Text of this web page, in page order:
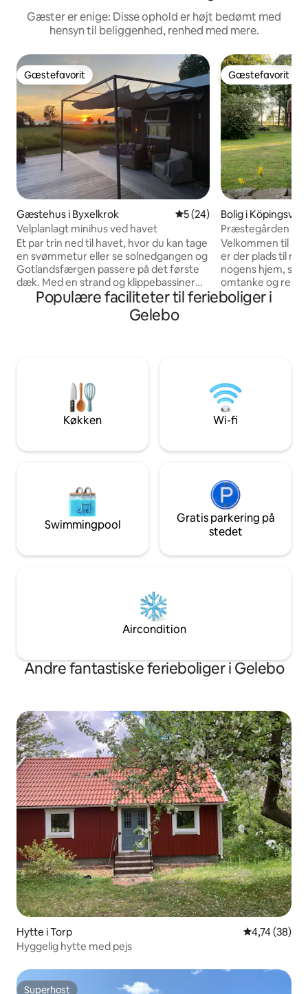
Gæster er enige: Disse ophold er højt bedømt med
hensyn til beliggenhed, renhed med mere.
Gæstefavorit
Gæstefavorit
Gæstehus i Byxelkrok 5 ud af 5 i gennemsnitlig
5 (24)
Velplanlagt minihus ved havet
Et par trin ned til havet, hvor du kan tage
en svømmetur eller se solnedgangen og
Gotlandsfærgen passere på det første
dæk. Med en strand og klippebassiner
kun et stenkast væk. En kort gåtur til
restauranter og caféer, eller gå en tur
blandt de hyggelige bådehuse i havnen.
sofa, tv, toilet, udendørsbruser med
varmt vand, et lille køkken og et
køleskab med en lille fryser. Balkon med
både sol og skygge.
Gæstefavorit
Gæstefavorit
Bolig i Köpingsvik
Præstegården i
Velkommen til
er der plads til ro og fred.
nogens hjem, så
omtanke og
charmerende,
hyggefaktor
udstyret køkken Medbring venligst dit
eget sengetøj og
gør rent,
Populære faciliteter til ferieboliger i
Gelebo
Køkken Wi-fi
Swimmingpool
Gratis parkering på
stedet
Aircondition
Andre fantastiske ferieboliger i Gelebo
Hytte i Torp 4,74 ud af 5
4,74 (38)
Hyggelig hytte med pejs
Superhost